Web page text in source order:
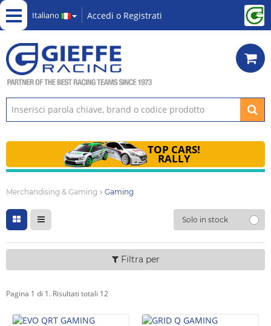
Italiano Accedi o Registrati
TOP CARS!
RALLY
Merchandising & Gaming Gaming
Solo in stock
Filtra per
Pagina 1 di 1. Risultati totali 12